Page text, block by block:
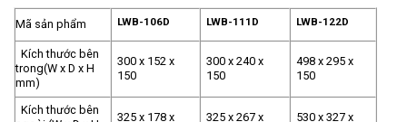
Mã sản phẩm LWB-106D LWB-111D LWB-122D
Kích thước bên
trong(W x D x H
mm)
300 x 152 x
150
300 x 240 x
150
498 x 295 x
150
Kích thước bên
325 x 178 x
325 x 267 x
530 x 327 x